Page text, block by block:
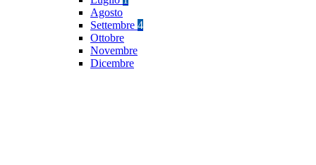
Agosto
Settembre 4
Ottobre
Novembre
Dicembre